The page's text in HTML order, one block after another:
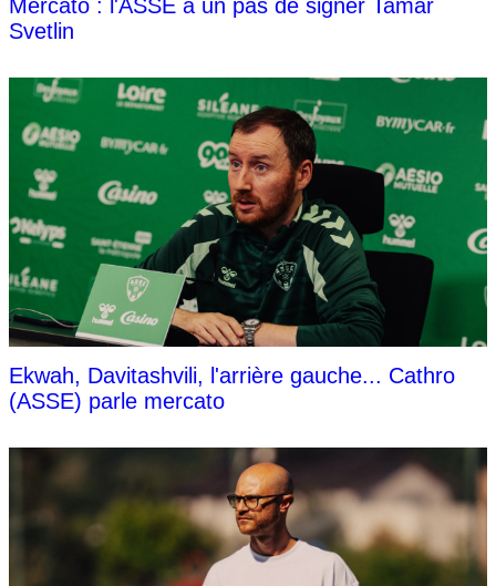
Mercato : l'ASSE à un pas de signer Tamar
Svetlin
Ekwah, Davitashvili, l'arrière gauche... Cathro
(ASSE) parle mercato